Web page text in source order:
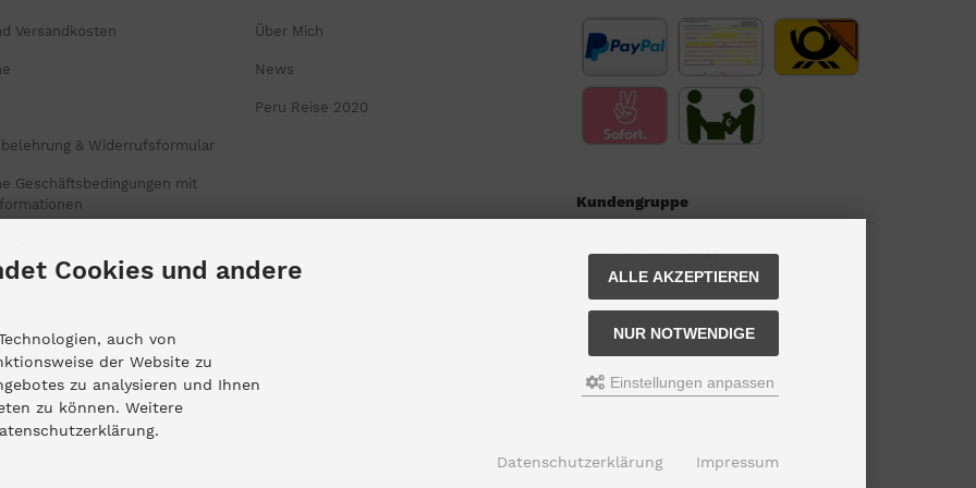
Versandkosten
& Widerrufsformular
Geschäftsbedingungen mit
Über Mich
News
Peru Reise 2020
Kundengruppe
Kundengruppe:Gast
Cookies und andere
auch von
der Website zu
zu analysieren und Ihnen
zu können. Weitere
ALLE AKZEPTIEREN
NUR NOTWENDIGE
Einstellungen anpassen
Datenschutzerklärung Impressum